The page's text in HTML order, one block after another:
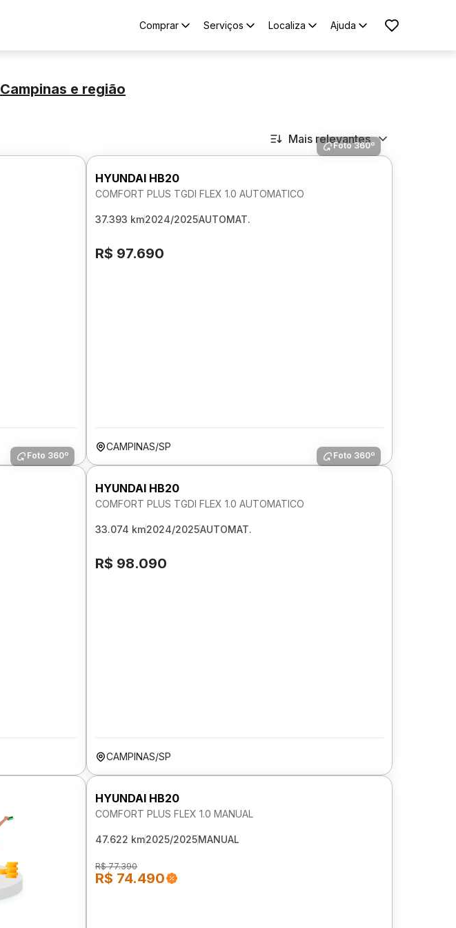
Comprar Serviços Localiza Ajuda
Campinas e região
Mais relevantes
Foto 360º
HYUNDAI HB20
COMFORT PLUS TGDI FLEX 1.0 AUTOMATICO
37.393 km2024/2025AUTOMAT.
R$ 97.690
CAMPINAS/SP
Foto 360º Foto 360º
HYUNDAI HB20
COMFORT PLUS TGDI FLEX 1.0 AUTOMATICO
33.074 km2024/2025AUTOMAT.
R$ 98.090
CAMPINAS/SP
HYUNDAI HB20
COMFORT PLUS FLEX 1.0 MANUAL
47.622 km2025/2025MANUAL
R$ 77.390
R$ 74.490